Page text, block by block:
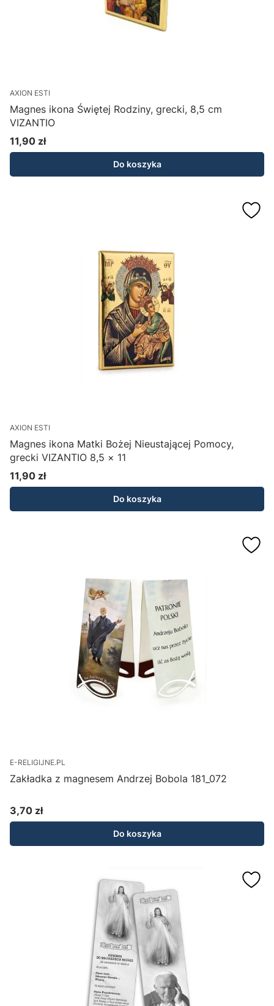
AXION ESTI
Magnes ikona Świętej Rodziny, grecki, 8,5 cm
VIZANTIO
Cena
11,90 zł
Do koszyka
AXION ESTI
Magnes ikona Matki Bożej Nieustającej Pomocy,
grecki VIZANTIO 8,5 × 11
Cena
11,90 zł
Do koszyka
E-RELIGIJNE.PL
Zakładka z magnesem Andrzej Bobola 181_072
Cena
3,70 zł
Do koszyka